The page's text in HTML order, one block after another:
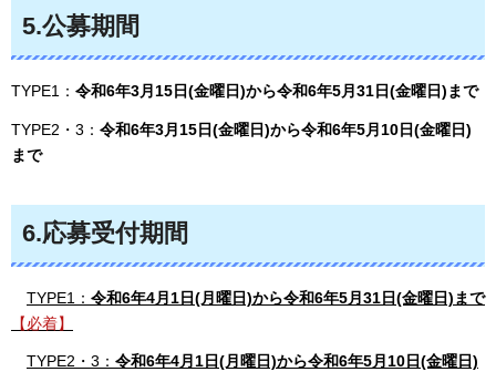
5.公募期間
TYPE1： 令和6年3月15日(金曜日)から令和6年5月31日(金曜日)まで
TYPE2・3： 令和6年3月15日(金曜日)から令和6年5月10日(金曜日)
まで
6.応募受付期間
TYPE1： 令和6年4月1日(月曜日)から令和6年5月31日(金曜日)まで
【必着】
TYPE2・3： 令和6年4月1日(月曜日)から令和6年5月10日(金曜日)